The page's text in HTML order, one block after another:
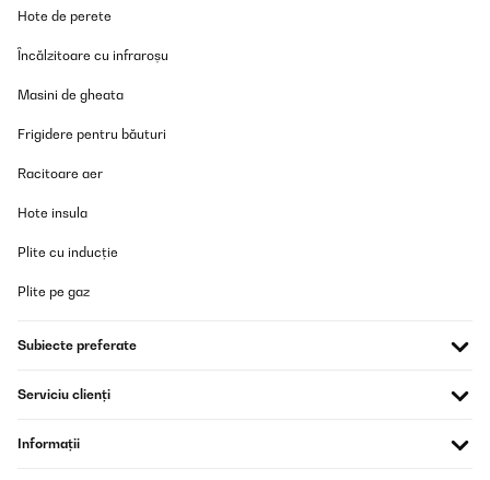
Hote de perete
Încălzitoare cu infraroșu
Masini de gheata
Frigidere pentru băuturi
Racitoare aer
Hote insula
Plite cu inducție
Plite pe gaz
Subiecte preferate
Serviciu clienți
Informații